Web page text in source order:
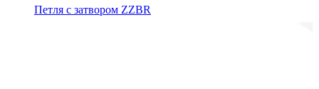
Петля с затвором ZZBR